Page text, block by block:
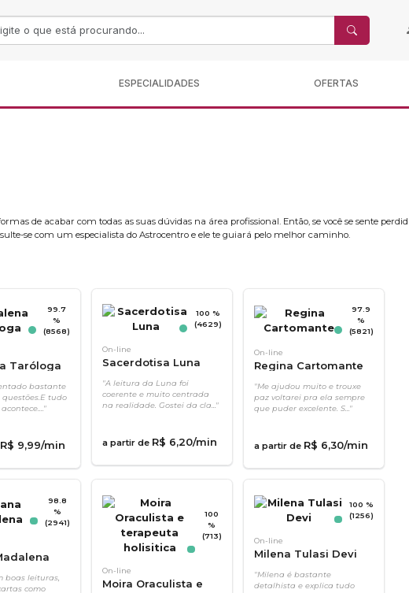
ESPECIALIDADES OFERTAS
de acabar com todas as suas dúvidas na área profissional. Então, se você se sente
se com um especialista do Astrocentro e ele te guiará pelo melhor caminho.
99.7
%
(8568)
Taróloga
bastante
tudo
R$ 9,99/min
100 %
(4629)
On-line
Sacerdotisa Luna
"A leitura da Luna foi
coerente e muito centrada
na realidade. Gostei da cla..."
a partir de R$ 6,20/min
97.9
%
(5821)
On-line
Regina Cartomante
"Me ajudou muito e trouxe
paz voltarei pra ela sempre
que puder excelente. S..."
a partir de R$ 6,30/min
98.8
%
(2941)
boas leituras,
como
100
%
(713)
On-line
Moira Oraculista e
100 %
(1256)
On-line
Milena Tulasi Devi
"Milena é bastante
detalhista e explica tudo